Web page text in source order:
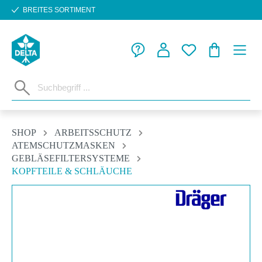
Zum Hauptinhalt springen
BREITES SORTIMENT
SHOP
ARBEITSSCHUTZ
ATEMSCHUTZMASKEN
GEBLÄSEFILTERSYSTEME
KOPFTEILE & SCHLÄUCHE